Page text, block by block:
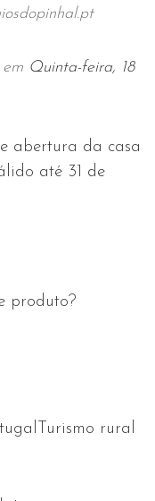
Quinta-feira, 18
abertura da casa
até 31 de
produto?
Turismo rural